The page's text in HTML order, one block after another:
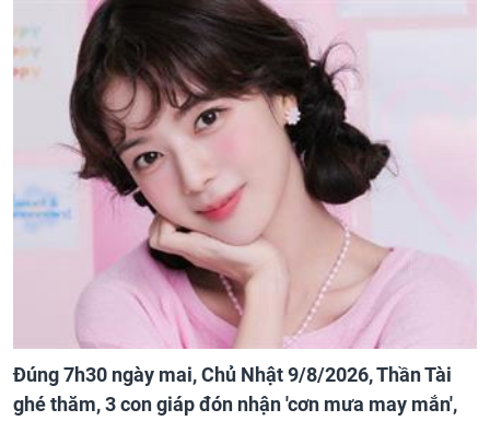
Đúng 7h30 ngày mai, Chủ Nhật 9/8/2026, Thần Tài
ghé thăm, 3 con giáp đón nhận 'cơn mưa may mắn',